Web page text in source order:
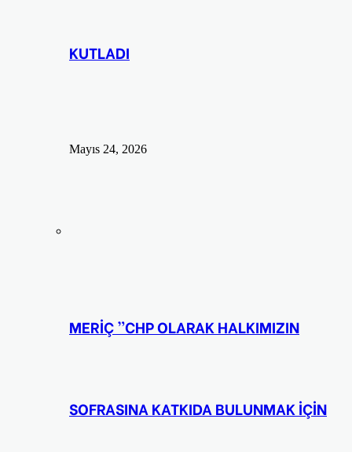
KUTLADI
Mayıs 24, 2026
MERİÇ ”CHP OLARAK HALKIMIZIN
SOFRASINA KATKIDA BULUNMAK İÇİN